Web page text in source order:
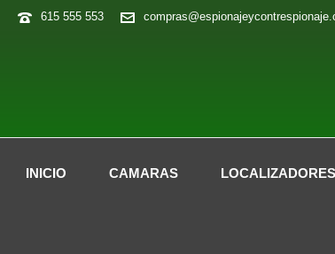
615 555 553
INICIO CAMARAS